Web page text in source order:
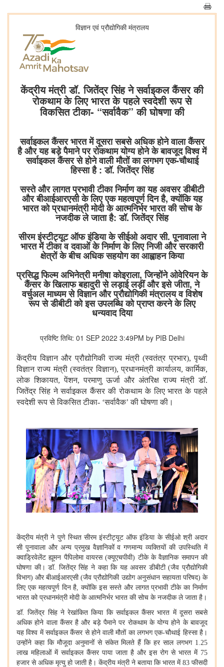
विज्ञान एवं प्रौद्योगिकी मंत्रालय
केंद्रीय मंत्री डॉ. जितेंद्र सिंह ने सर्वाइकल कैंसर की
रोकथाम के लिए भारत के पहले स्वदेशी रूप से
विकसित टीका- “सर्वावैक” की घोषणा की
सर्वाइकल कैंसर भारत में दूसरा सबसे अधिक होने वाला कैंसर
है और यह बड़े पैमाने पर रोकथाम योग्य होने के बावजूद विश्व में
सर्वाइकल कैंसर से होने वाली मौतों का लगभग एक-चौथाई
हिस्सा है : डॉ. जितेंद्र सिंह
सस्ते और लागत प्रभावी टीका निर्माण का यह अवसर डीबीटी
और बीआईआरएसी के लिए एक महत्वपूर्ण दिन है, क्योंकि यह
भारत को प्रधानमंत्री मोदी के आत्मनिर्भर भारत की सोच के
नजदीक ले जाता है: डॉ. जितेंद्र सिंह
सीरम इंस्टीट्यूट ऑफ इंडिया के सीईओ अदार सी. पूनावाला ने
भारत में टीका व दवाओं के निर्माण के लिए निजी और सरकारी
क्षेत्रों के बीच अधिक सहयोग का आह्वाहन किया
प्रसिद्ध फिल्म अभिनेत्री मनीषा कोइराला, जिन्होंने ओवेरियन के
कैंसर के खिलाफ बहादुरी से लड़ाई लड़ीं और इसे जीता, ने
वर्चुअल माध्यम से विज्ञान और प्रौद्योगिकी मंत्रालय व विशेष
रूप से डीबीटी को इस उपलब्धि को प्राप्त करने के लिए
धन्यवाद दिया
प्रविष्टि तिथि: 01 SEP 2022 3:49PM by PIB Delhi
केंद्रीय विज्ञान और प्रौद्योगिकी राज्य मंत्री (स्वतंत्र प्रभार), पृथ्वी
विज्ञान राज्य मंत्री (स्वतंत्र विज्ञान), प्रधानमंत्री कार्यालय, कार्मिक,
लोक शिकायत, पेंशन, परमाणु ऊर्जा और अंतरिक्ष राज्य मंत्री डॉ.
जितेंद्र सिंह ने सर्वाइकल कैंसर की रोकथाम के लिए भारत के पहले
स्वदेशी रूप से विकसित टीका- ‘सर्वावैक’ की घोषणा की।
केंद्रीय मंत्री ने पुणे स्थित सीरम इंस्टीट्यूट ऑफ इंडिया के सीईओ श्री अदार
सी पूनावाला और अन्य प्रमुख वैज्ञानिकों व गणमान्य व्यक्तियों की उपस्थिति में
क्वाड्रिवेलेंट ह्यूमन पैपिलोमा वायरस (क्यूएचपीवी) टीके के वैज्ञानिक समापन की
घोषणा की। डॉ. जितेंद्र सिंह ने कहा कि यह अवसर डीबीटी (जैव प्रौद्योगिकी
विभाग) और बीआईआरएसी (जैव प्रौद्योगिकी उद्योग अनुसंधान सहायता परिषद) के
लिए एक महत्वपूर्ण दिन है, क्योंकि इस सस्ते और लागत प्रभावी टीके का निर्माण
भारत को प्रधानमंत्री मोदी के आत्मनिर्भर भारत की सोच के नजदीक ले जाता है।
डॉ. जितेंद्र सिंह ने रेखांकित किया कि सर्वाइकल कैंसर भारत में दूसरा सबसे
अधिक होने वाला कैंसर है और बड़े पैमाने पर रोकथाम के योग्य होने के बावजूद
यह विश्व में सर्वाइकल कैंसर से होने वाली मौतों का लगभग एक-चौथाई हिस्सा है।
उन्होंने कहा कि मौजूदा अनुमानों से संकेत मिलते हैं कि हर साल लगभग 1.25
लाख महिलाओं में सर्वाइकल कैंसर पाया जाता है और इस रोग से भारत में 75
हजार से अधिक मृत्यु हो जाती है। केंद्रीय मंत्री ने बताया कि भारत में 83 फीसदी